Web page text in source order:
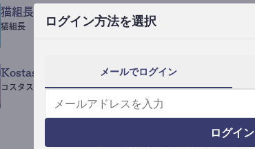
ログイン方法を選択
メールでログイン
ログイン
猫組長POST
猫組長
Kostas Beauty News
コスタス